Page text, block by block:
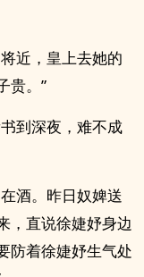
近，皇上去她的
贵。”
到深夜，难不成
酒。昨日奴婢送
，直说徐婕妤身边
防着徐婕妤生气处